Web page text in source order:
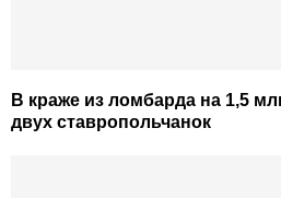
В краже из ломбарда на 1,5
двух ставропольчанок